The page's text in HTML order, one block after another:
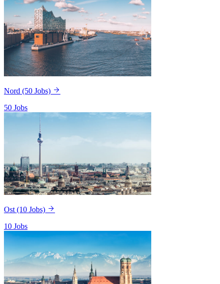
Nord (50 Jobs)
50 Jobs
Ost (10 Jobs)
10 Jobs